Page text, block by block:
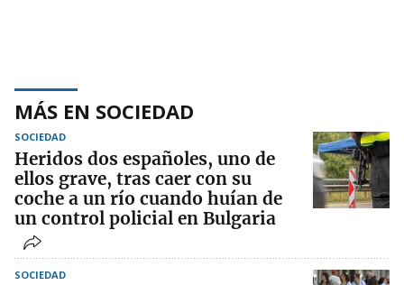
MÁS EN SOCIEDAD
SOCIEDAD
Heridos dos españoles, uno de
ellos grave, tras caer con su
coche a un río cuando huían de
un control policial en Bulgaria
SOCIEDAD